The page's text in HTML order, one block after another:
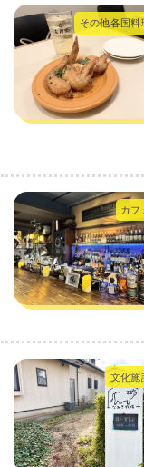
その他各国料
カフ
文化施